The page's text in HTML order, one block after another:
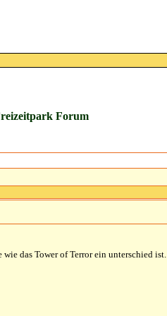
Forum
das Tower of Terror ein unterschied ist.